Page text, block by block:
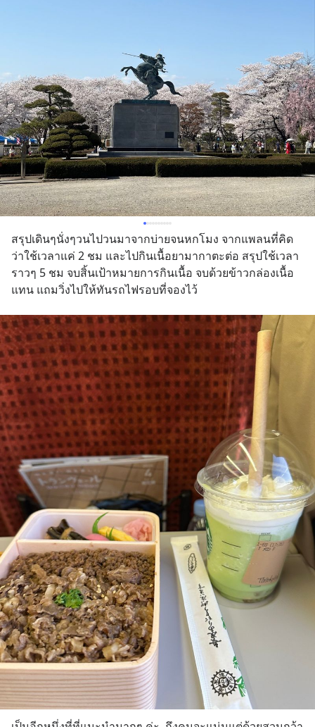
สรุปเดินๆนั่งๆวนไปวนมาจากบ่ายจนหกโมง จากแพลนที่คิด
ว่าใช้เวลาแค่ 2 ชม และไปกินเนื้อยามากาตะต่อ สรุปใช้เวลา
ราวๆ 5 ชม จบสิ้นเป้าหมายการกินเนื้อ จบด้วยข้าวกล่องเนื้อ
แทน แถมวิ่งไปให้ทันรถไฟรอบที่จองไว้